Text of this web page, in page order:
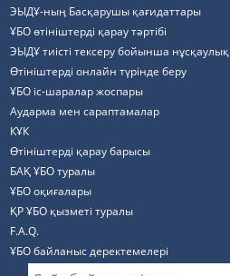
ЭЫДҰ-ның Басқарушы қағидаттары
ҰБО өтініштерді қарау тәртібі
ЭЫДҰ тиісті тексеру бойынша нұсқаулық
Өтініштерді онлайн түрінде беру
ҰБО іс-шаралар жоспары
Аударма мен сараптамалар
КҰК
Өтініштерді қарау барысы
БАҚ ҰБО туралы
ҰБО оқиғалары
ҚР ҰБО қызметі туралы
F.A.Q.
ҰБО байланыс деректемелерi